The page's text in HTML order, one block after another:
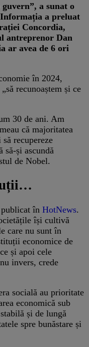
a sunat o
a preluat
Concordia,
antreprenor Dan
ar avea de 6 ori
în 2024,
recunoaștem și ce
30 de ani. Am
că majoritatea
recupereze
să-și ascundă
de Nobel.
în HotNews.
își cultivă
care nu sunt în
economice de
și apoi cele
invers, crede
socială au prioritate
economică sub
și de lungă
spre bunăstare și